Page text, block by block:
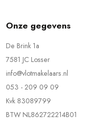
Onze gegevens
De Brink 1a
7581 JC Losser
info@vlotmakelaars.nl
053 - 209 09 09
Kvk 83089799
BTW NL862722214B01